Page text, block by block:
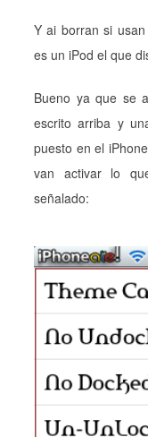
Y ai borran si
es un iPod el que
Bueno ya que se
escrito arriba y
puesto en el
van activar lo
señalado: